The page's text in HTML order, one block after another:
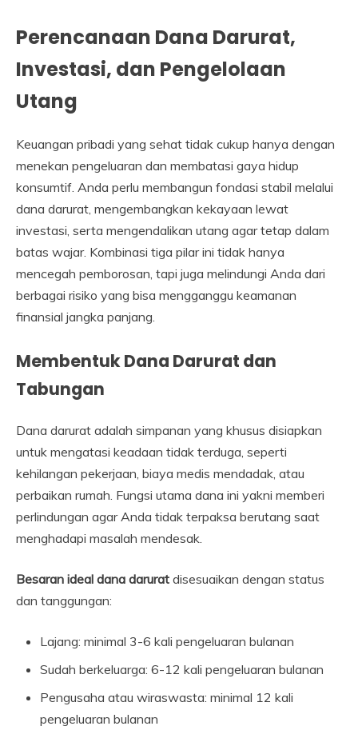
Perencanaan Dana Darurat,
Investasi, dan Pengelolaan
Utang
Keuangan pribadi yang sehat tidak cukup hanya dengan
menekan pengeluaran dan membatasi gaya hidup
konsumtif. Anda perlu membangun fondasi stabil melalui
dana darurat, mengembangkan kekayaan lewat
investasi, serta mengendalikan utang agar tetap dalam
batas wajar. Kombinasi tiga pilar ini tidak hanya
mencegah pemborosan, tapi juga melindungi Anda dari
berbagai risiko yang bisa mengganggu keamanan
finansial jangka panjang.
Membentuk Dana Darurat dan
Tabungan
Dana darurat adalah simpanan yang khusus disiapkan
untuk mengatasi keadaan tidak terduga, seperti
kehilangan pekerjaan, biaya medis mendadak, atau
perbaikan rumah. Fungsi utama dana ini yakni memberi
perlindungan agar Anda tidak terpaksa berutang saat
menghadapi masalah mendesak.
Besaran ideal dana darurat disesuaikan dengan status
dan tanggungan:
Lajang: minimal 3-6 kali pengeluaran bulanan
Sudah berkeluarga: 6-12 kali pengeluaran bulanan
Pengusaha atau wiraswasta: minimal 12 kali
pengeluaran bulanan